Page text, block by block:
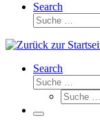
Search
Suche
Search
Suche
Suche
Menü